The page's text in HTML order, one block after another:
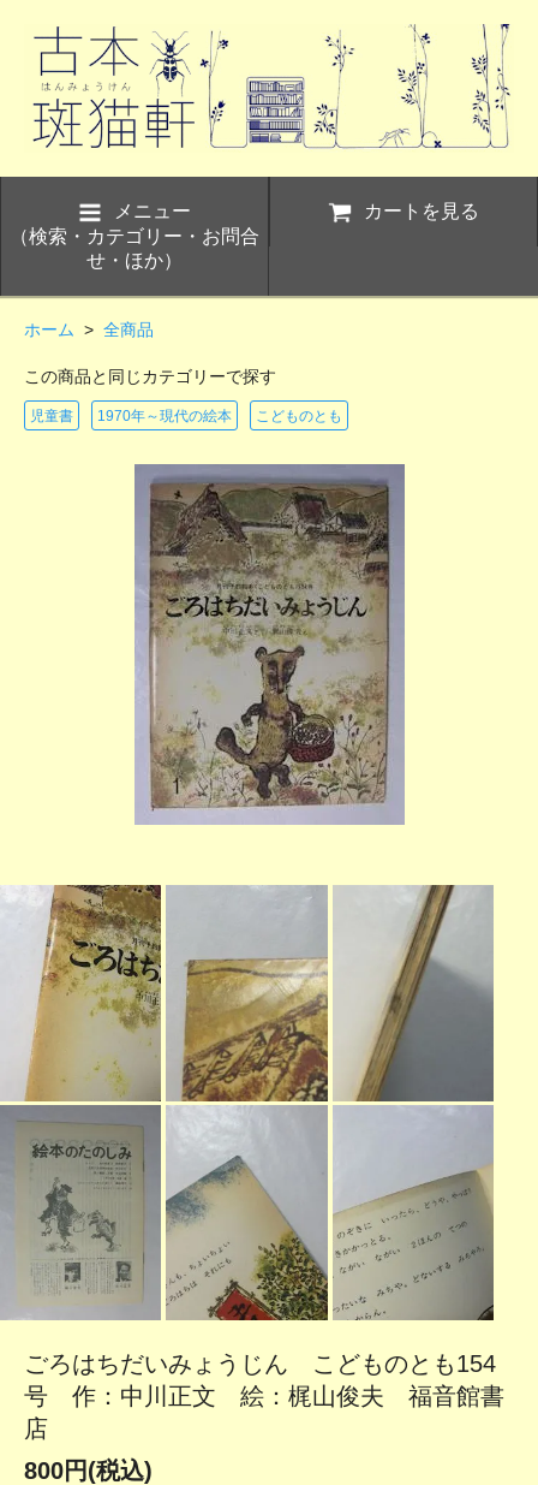
メニュー
（検索・カテゴリー・お問合
せ・ほか）
カートを見る
ホーム > 全商品
この商品と同じカテゴリーで探す
児童書 1970年～現代の絵本 こどものとも
ごろはちだいみょうじん こどものとも154
号 作：中川正文 絵：梶山俊夫 福音館書
店
800円(税込)